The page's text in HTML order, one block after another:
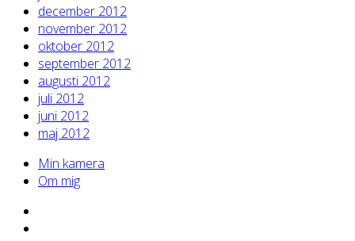
december 2012
november 2012
oktober 2012
september 2012
augusti 2012
juli 2012
juni 2012
maj 2012
Min kamera
Om mig